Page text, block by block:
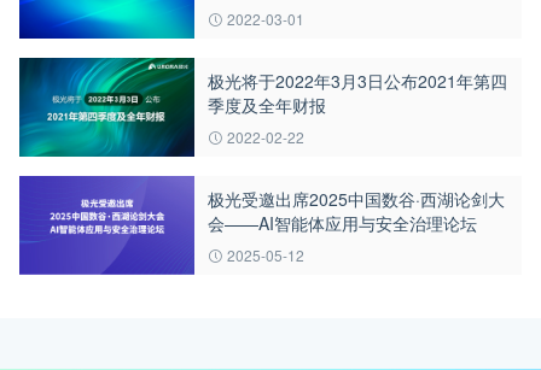
2022-03-01
极光将于2022年3月3日公布2021年第四
季度及全年财报
2022-02-22
极光受邀出席2025中国数谷·西湖论剑大
会——AI智能体应用与安全治理论坛
2025-05-12